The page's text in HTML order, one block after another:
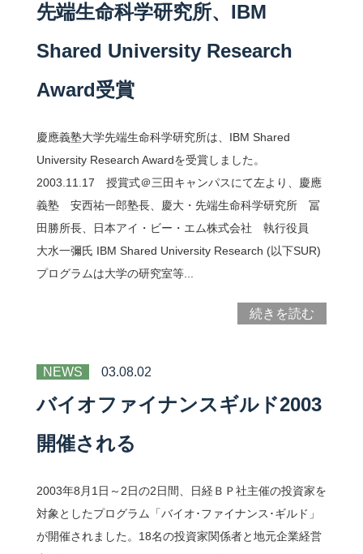
先端生命科学研究所、IBM
Shared University Research
Award受賞
慶應義塾大学先端生命科学研究所は、IBM Shared
University Research Awardを受賞しました。
2003.11.17 授賞式＠三田キャンパスにて左より、慶應
義塾 安西祐一郎塾長、慶大・先端生命科学研究所 冨
田勝所長、日本アイ・ビー・エム株式会社 執行役員
大水一彌氏 IBM Shared University Research (以下SUR)
プログラムは大学の研究室等...
続きを読む
NEWS 03.08.02
バイオファイナンスギルド2003
開催される
2003年8月1日～2日の2日間、日経ＢＰ社主催の投資家を
対象としたプログラム「バイオ･ファイナンス･ギルド」
が開催されました。18名の投資家関係者と地元企業経営